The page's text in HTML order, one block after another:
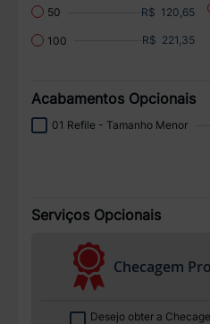
50 R$ 120,65
100 R$ 221,35
Acabamentos Opcionais
01 Refile - Tamanho Menor
Serviços Opcionais
Checagem
Desejo obter a